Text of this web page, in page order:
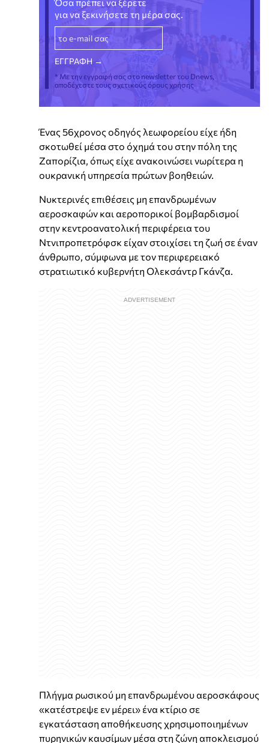
Όσα πρέπει να ξέρετε
για να ξεκινήσετε τη μέρα σας.
* Με την εγγραφή σας στο newsletter του Dnews,
αποδέχεστε τους σχετικούς όρους χρήσης
Ένας 56χρονος οδηγός λεωφορείου είχε ήδη
σκοτωθεί μέσα στο όχημά του στην πόλη της
Ζαπορίζια, όπως είχε ανακοινώσει νωρίτερα η
ουκρανική υπηρεσία πρώτων βοηθειών.
Νυκτερινές επιθέσεις μη επανδρωμένων
αεροσκαφών και αεροπορικοί βομβαρδισμοί
στην κεντροανατολική περιφέρεια του
Ντνιπροπετρόφσκ είχαν στοιχίσει τη ζωή σε έναν
άνθρωπο, σύμφωνα με τον περιφερειακό
στρατιωτικό κυβερνήτη Ολεκσάντρ Γκάνζα.
Πλήγμα ρωσικού μη επανδρωμένου αεροσκάφους
«κατέστρεψε εν μέρει» ένα κτίριο σε
εγκατάσταση αποθήκευσης χρησιμοποιημένων
πυρηνικών καυσίμων μέσα στη ζώνη αποκλεισμού